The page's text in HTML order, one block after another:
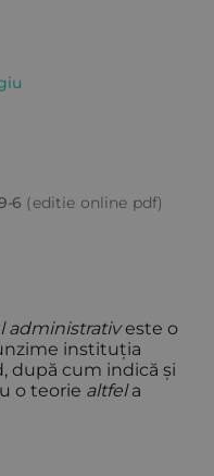
6 (editie online pdf)
administrativeste o
instituția
după cum indică și
o teorie altfela